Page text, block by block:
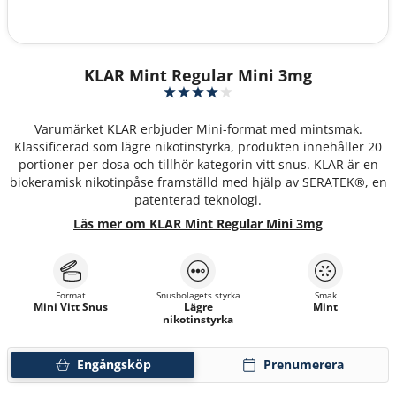
KLAR Mint Regular Mini 3mg
Varumärket KLAR erbjuder Mini-format med mintsmak.
Klassificerad som lägre nikotinstyrka, produkten innehåller 20
portioner per dosa och tillhör kategorin vitt snus. KLAR är en
biokeramisk nikotinpåse framställd med hjälp av SERATEK®, en
patenterad teknologi.
Läs mer om KLAR Mint Regular Mini 3mg
Engångsköp Prenumerera
Format
Mini Vitt Snus
Snusbolagets styrka
Lägre
nikotinstyrka
Smak
Mint